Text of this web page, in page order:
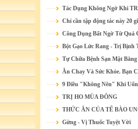
Tác Dụng Không Ngờ Khi
Chỉ cần tập động tác này 20
Công Dụng Bất Ngờ Từ Quả
Bột Gạo Lức Rang - Trị Bịnh
Tự Chữa Bệnh Sạn Mật
Ăn Chay Và Sức Khỏe. Bạn
9 Điều "Không Nên" Khi
TRỊ HO MÙA ĐÔNG
THỨC ĂN CỦA TẾ BÀO
Gừng - Vị Thuốc Tuyệt Vời